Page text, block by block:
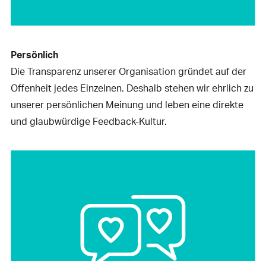
Persönlich
Die Transparenz unserer Organisation gründet auf der
Offenheit jedes Einzelnen. Deshalb stehen wir ehrlich zu
unserer persönlichen Meinung und leben eine direkte
und glaubwürdige Feedback-Kultur.